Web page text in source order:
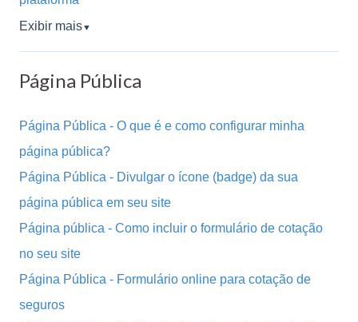
Exibir mais▼
Página Pública
Página Pública - O que é e como configurar minha
página pública?
Página Pública - Divulgar o ícone (badge) da sua
página pública em seu site
Página pública - Como incluir o formulário de cotação
no seu site
Página Pública - Formulário online para cotação de
seguros